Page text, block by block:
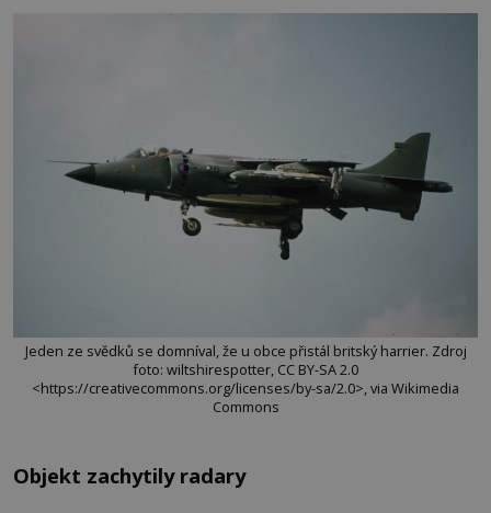
Jeden ze svědků se domníval, že u obce přistál britský harrier. Zdroj
foto: wiltshirespotter, CC BY-SA 2.0
<https://creativecommons.org/licenses/by-sa/2.0>, via Wikimedia
Commons
Objekt zachytily radary